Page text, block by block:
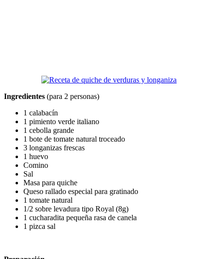
Ingredientes (para 2 personas)
1 calabacín
1 pimiento verde italiano
1 cebolla grande
1 bote de tomate natural troceado
3 longanizas frescas
1 huevo
Comino
Sal
Masa para quiche
Queso rallado especial para gratinado
1 tomate natural
1/2 sobre levadura tipo Royal (8g)
1 cucharadita pequeña rasa de canela
1 pizca sal